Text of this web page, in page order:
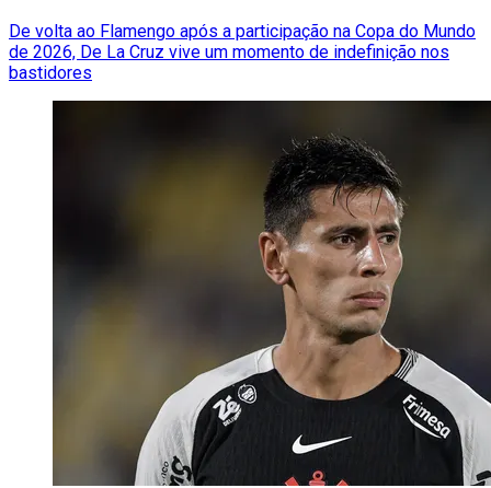
De volta ao Flamengo após a participação na Copa do Mundo
de 2026, De La Cruz vive um momento de indefinição nos
bastidores